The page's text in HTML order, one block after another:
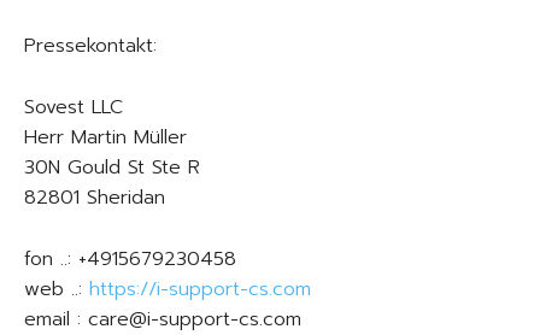
Pressekontakt:
Sovest LLC
Herr Martin Müller
30N Gould St Ste R
82801 Sheridan
fon ..: +4915679230458
web ..: https://i-support-cs.com
email : care@i-support-cs.com